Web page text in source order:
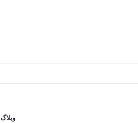
وبلاگ